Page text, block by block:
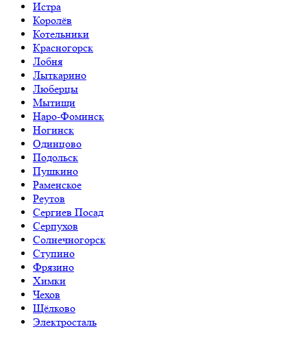
Истра
Королёв
Котельники
Красногорск
Лобня
Лыткарино
Люберцы
Мытищи
Наро-Фоминск
Ногинск
Одинцово
Подольск
Пушкино
Раменское
Реутов
Сергиев Посад
Серпухов
Солнечногорск
Ступино
Фрязино
Химки
Чехов
Щёлково
Электросталь